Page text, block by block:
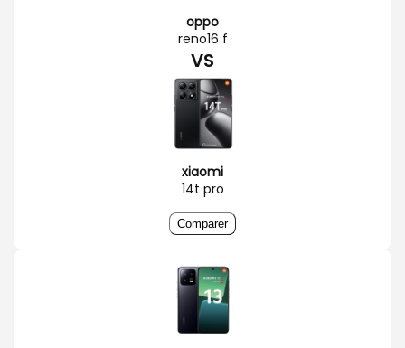
oppo
reno16 f
VS
xiaomi
14t pro
Comparer